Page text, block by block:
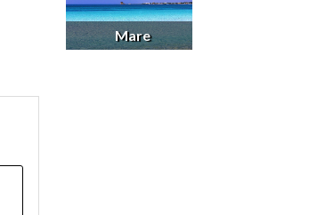
Mare